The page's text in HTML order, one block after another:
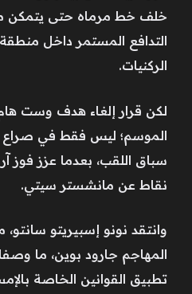
خلف خط مرماه حتى يتمكن
التدافع المستمر داخل
الركنيات.
لكن قرار إلغاء هدف وست هام
الموسم؛ ليس فقط في صراع
نقاط عن مانشستر سيتي.
وانتقد نونو إسبيريتو
المهاجم جارود بوين، ما
تطبيق القوانين الخاصة